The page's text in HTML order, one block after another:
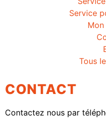
Service
Tous
CONTACT
Contactez nous par